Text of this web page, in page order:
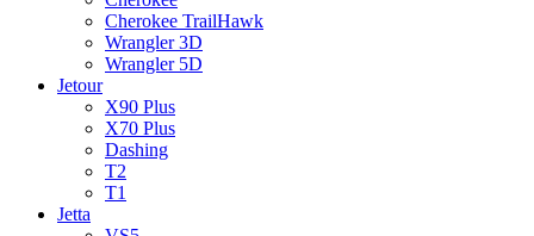
Cherokee TrailHawk
Wrangler 3D
Wrangler 5D
Jetour
X90 Plus
X70 Plus
Dashing
T2
T1
Jetta